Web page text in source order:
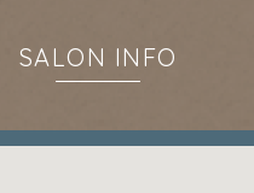
SALON INFO